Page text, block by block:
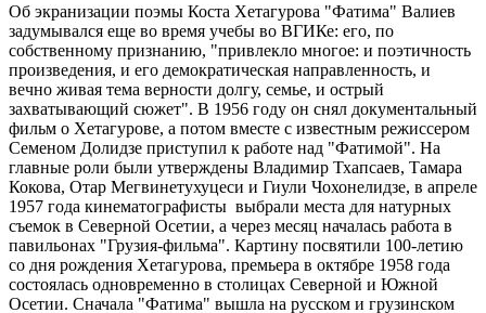
Об экранизации поэмы Коста Хетагурова "Фатима" Валиев
задумывался еще во время учебы во ВГИКе: его, по
собственному признанию, "привлекло многое: и поэтичность
произведения, и его демократическая направленность, и
вечно живая тема верности долгу, семье, и острый
захватывающий сюжет". В 1956 году он снял документальный
фильм о Хетагурове, а потом вместе с известным режиссером
Семеном Долидзе приступил к работе над "Фатимой". На
главные роли были утверждены Владимир Тхапсаев, Тамара
Кокова, Отар Мегвинетухуцеси и Гиули Чохонелидзе, в апреле
1957 года кинематографисты выбрали места для натурных
съемок в Северной Осетии, а через месяц началась работа в
павильонах "Грузия-фильма". Картину посвятили 100-летию
со дня рождения Хетагурова, премьера в октябре 1958 года
состоялась одновременно в столицах Северной и Южной
Осетии. Сначала "Фатима" вышла на русском и грузинском